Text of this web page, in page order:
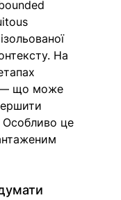
На
— що може
це